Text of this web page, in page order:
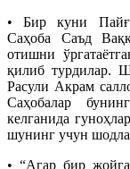
• Бир куни
Саҳоба Саъд
отишни
қилиб турдилар.
Расули Акрам
Саҳобалар
келганида
шунинг учун
• “Агар бир